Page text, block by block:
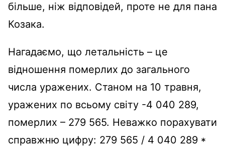
більше, ніж відповідей, проте не для пана
Козака.
Нагадаємо, що летальність – це
відношення померлих до загального
числа уражених. Станом на 10 травня,
уражених по всьому світу -4 040 289,
померлих – 279 565. Неважко порахувати
справжню цифру: 279 565 / 4 040 289 *